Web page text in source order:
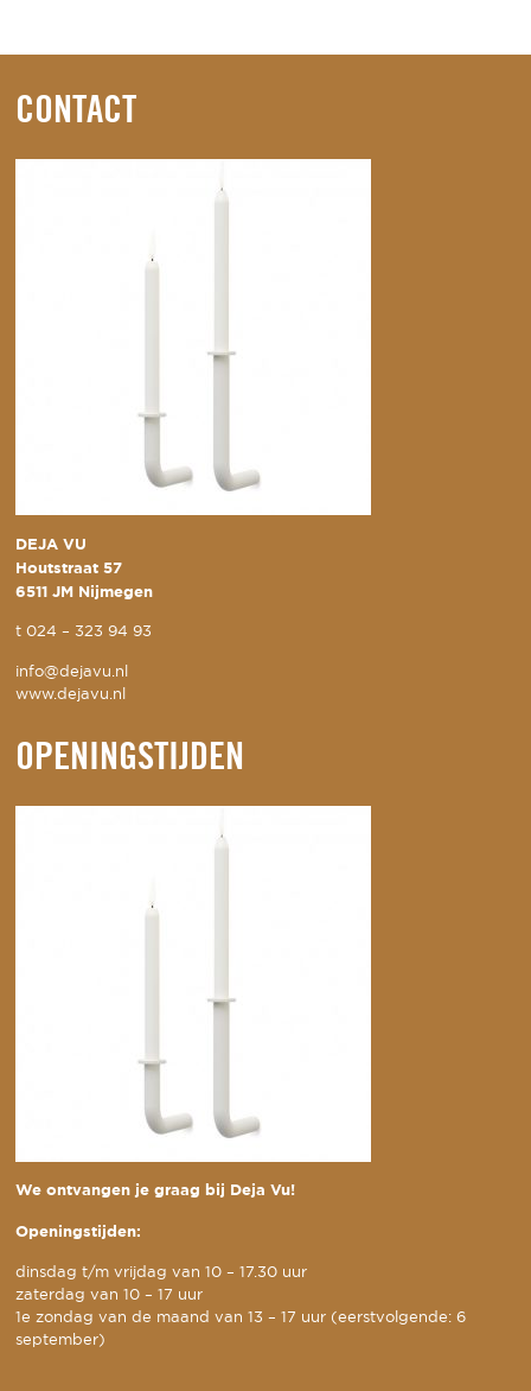
CONTACT
DEJA VU
Houtstraat 57
6511 JM Nijmegen
t024 – 323 94 93
info@dejavu.nl
www.dejavu.nl
OPENINGSTIJDEN
We ontvangen je graag bij Deja Vu!
Openingstijden:
dinsdag t/m vrijdag van 10 – 17.30 uur
zaterdag van 10 – 17 uur
1e zondag van de maand van 13 – 17 uur (eerstvolgende: 6
september)